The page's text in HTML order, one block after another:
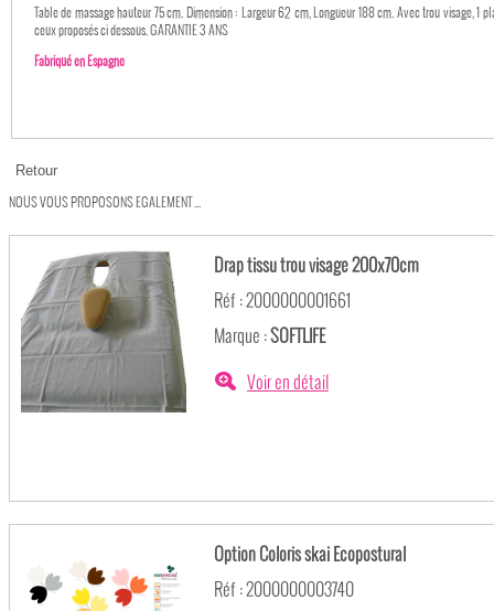
Table de massage hauteur 75 cm. Dimension : Largeur 62 cm, Longueur 188 cm. Avec trou visage, 1 plan inclinable et un porte rouleau. Poid maximum 135 Kg. Fabrication espagnole. Uniquement sur commande. Coloris au choix parmis
ceux proposés ci dessous. GARANTIE 3 ANS
Fabriqué en Espagne
NOUS VOUS PROPOSONS EGALEMENT ...
Drap tissu trou visage 200x70cm
Réf : 2000000001661
Marque :SOFTLIFE
Voir en détail
Option Coloris skai Ecopostural
Réf : 2000000003740